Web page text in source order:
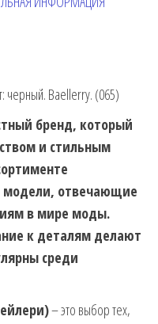
черный. Baellerry. (065)
бренд, который
и стильным
модели, отвечающие
в мире моды.
к деталям делают
среди
– это выбор тех,